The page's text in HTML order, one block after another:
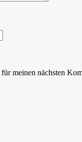
meinen nächsten